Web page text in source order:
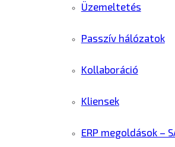
Üzemeltetés
Passzív hálózatok
Kollaboráció
Kliensek
ERP megoldások –